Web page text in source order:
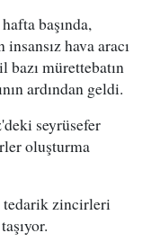
başında,
hava aracı
bazı mürettebatın
ardından geldi.
seyrüsefer
oluşturma
tedarik zincirleri